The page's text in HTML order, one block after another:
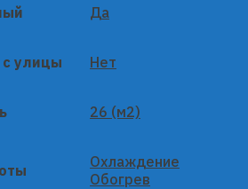
Да
с улицы Нет
26 (м2)
Охлаждение
Обогрев